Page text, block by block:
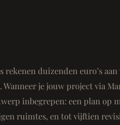
rekenen duizenden euro’s aan
je jouw project via
inbegrepen: een plan op
ruimtes, en tot vijftien